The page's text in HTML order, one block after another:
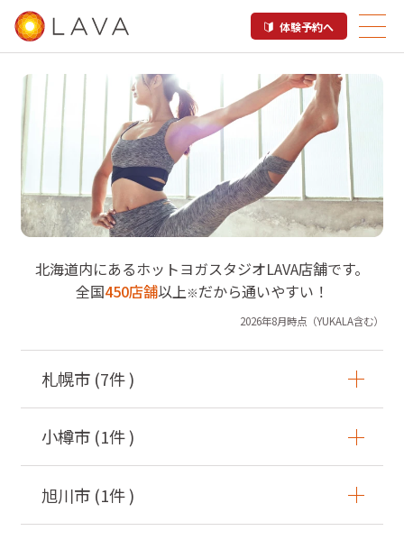
体験予約へ
北海道内のホットヨガスタジオ
LAVA店舗一覧
北海道内にあるホットヨガスタジオLAVA店舗です。
全国450店舗以上※だから通いやすい！
2026年8月時点（YUKALA含む）
札幌市(7件 )
小樽市(1件 )
旭川市(1件 )